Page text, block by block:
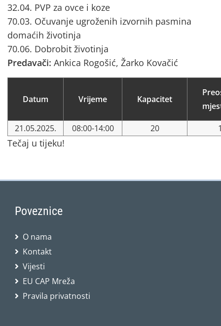
32.04. PVP za ovce i koze
70.03. Očuvanje ugroženih izvornih pasmina
domaćih životinja
70.06. Dobrobit životinja
Predavači: Ankica Rogošić, Žarko Kovačić
Datum Vrijeme Kapacitet
21.05.2025. 08:00-14:00 20
Tečaj u tijeku!
Poveznice
O nama
Kontakt
Vijesti
EU CAP Mreža
Pravila privatnosti